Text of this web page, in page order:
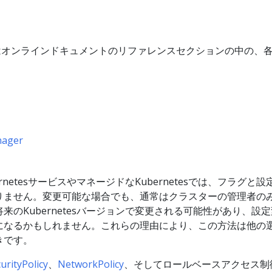
ンラインドキュメントのリファレンスセクションの中の、
サービスやマネージドなKubernetesでは、フラグと設
せん。変更可能な場合でも、通常はクラスターの管理者の
のKubernetesバージョンで変更される可能性があり、設
るかもしれません。これらの理由により、この方法は他の
す。
、 NetworkPolicy、そしてロールベースアクセス制